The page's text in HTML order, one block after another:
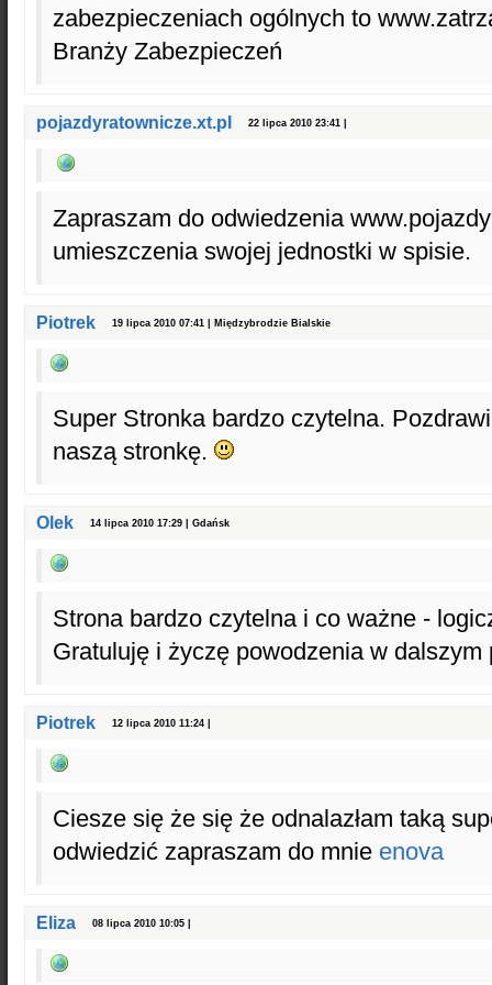
zabezpieczeniach ogólnych to
Branży Zabezpieczeń
pojazdyratownicze.xt.pl 22 lipca 2010 23:41 |
Zapraszam do odwiedzenia
umieszczenia swojej jednostki w spisie.
Piotrek 19 lipca 2010 07:41 | Międzybrodzie Bialskie
Super Stronka bardzo czytelna.
naszą stronkę.
Olek 14 lipca 2010 17:29 | Gdańsk
Strona bardzo czytelna i co ważne -
Gratuluję i życzę powodzenia w
Piotrek 12 lipca 2010 11:24 |
Ciesze się że się że odnalazłam taką
odwiedzić zapraszam do mnie enova
Eliza 08 lipca 2010 10:05 |